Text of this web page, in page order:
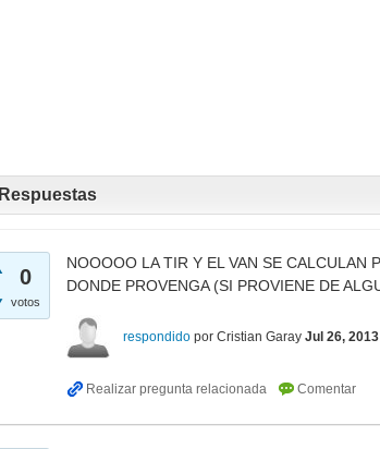
Respuestas
0
votos
NOOOOO LA TIR Y EL VAN SE CALCULAN
DONDE PROVENGA (SI PROVIENE DE
respondido por Cristian Garay Jul 26, 2013